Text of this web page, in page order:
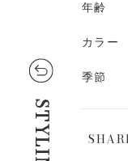
年齢
カラー
季節